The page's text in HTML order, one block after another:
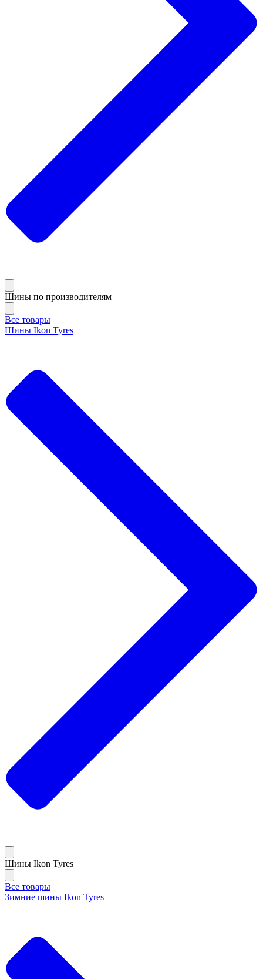
Шины по производителям
Все товары
Шины Ikon Tyres
Шины Ikon Tyres
Все товары
Зимние шины Ikon Tyres